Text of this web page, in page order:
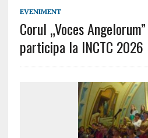
EVENIMENT
Corul „Voces
participa la INCTC 2026